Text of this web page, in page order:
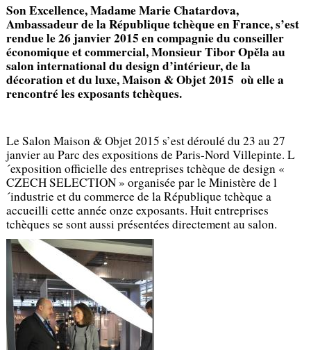
Son Excellence, Madame Marie Chatardova,
Ambassadeur de la République tchèque en France, s’est
rendue le 26 janvier 2015 en compagnie du conseiller
économique et commercial, Monsieur Tibor Opěla au
salon international du design d’intérieur, de la
décoration et du luxe, Maison & Objet 2015 où elle a
rencontré les exposants tchèques.
Le Salon Maison & Objet 2015 s’est déroulé du 23 au 27
janvier au Parc des expositions de Paris-Nord Villepinte. L
´exposition officielle des entreprises tchèque de design «
CZECH SELECTION » organisée par le Ministère de l
´industrie et du commerce de la République tchèque a
accueilli cette année onze exposants. Huit entreprises
tchèques se sont aussi présentées directement au salon.